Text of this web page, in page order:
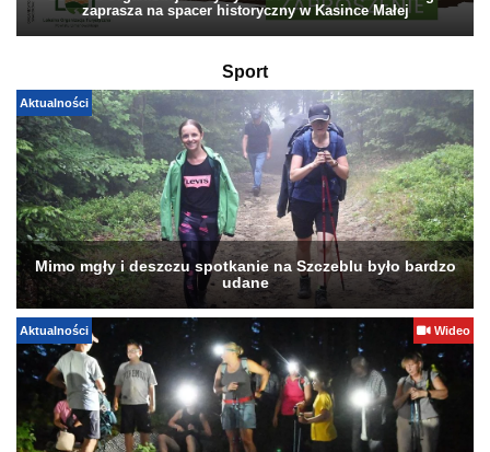
zaprasza na spacer historyczny w Kasince Małej
Sport
Aktualności
Mimo mgły i deszczu spotkanie na Szczeblu było bardzo
udane
Aktualności Wideo